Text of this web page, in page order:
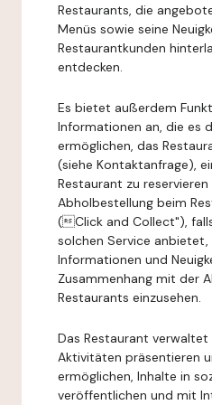
Restaurants, die
Menüs sowie seine
Restaurantkunden
entdecken.
Es bietet außerdem
Informationen an, die es
ermöglichen, das
(siehe Kontaktanfrage),
Restaurant zu
Abholbestellung beim
(Click and Collect"),
solchen Service anbietet,
Informationen und
Zusammenhang mit der
Restaurants einzusehen.
Das Restaurant verwaltet
Aktivitäten präsentieren
ermöglichen, Inhalte in
veröffentlichen und mit